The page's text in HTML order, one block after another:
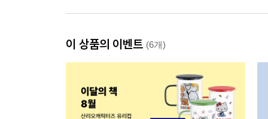
이 상품의 이벤트 (6개)